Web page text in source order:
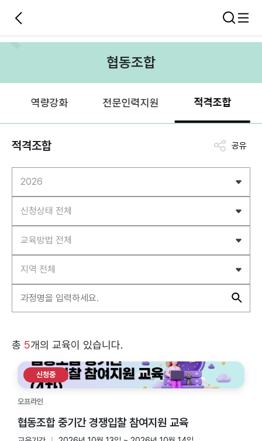
협동조합
역량강화 전문인력지원 적격조합
적격조합 공유
총 5개의 교육이 있습니다.
신청중
오프라인
협동조합 중기간 경쟁입찰 참여지원 교육